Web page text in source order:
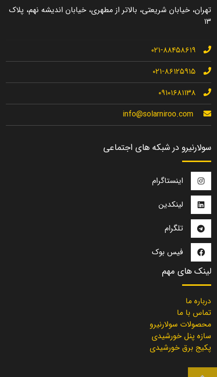
تهران، خیابان شریعتی، بالاتر از مطهری، خیابان اندیشه نهم، پلاک
۱۳
۰۲۱-۸۸۴۵۸۶۱۹
۰۲۱-۸۶۱۲۵۹۱۵
۰۹۱۰۱۶۸۱۱۳۸
info@solarniroo.com
سولارنیرو در شبکه های اجتماعی
اینستاگرام
لینکدین
تلگرام
فیس بوک
لینک های مهم
درباره ما
تماس با ما
محصولات سولارنیرو
سازه پنل خورشیدی
پکیج برق خورشیدی